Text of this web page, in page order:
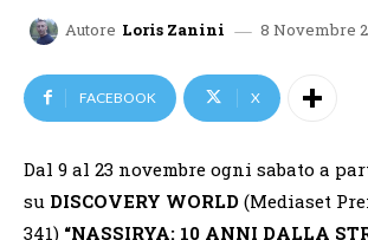
Autore Loris Zanini 8 Novembre
FACEBOOK X
Dal 9 al 23 novembre ogni sabato a
su DISCOVERY WORLD (Mediaset
341) “NASSIRYA: 10 ANNI DALLA